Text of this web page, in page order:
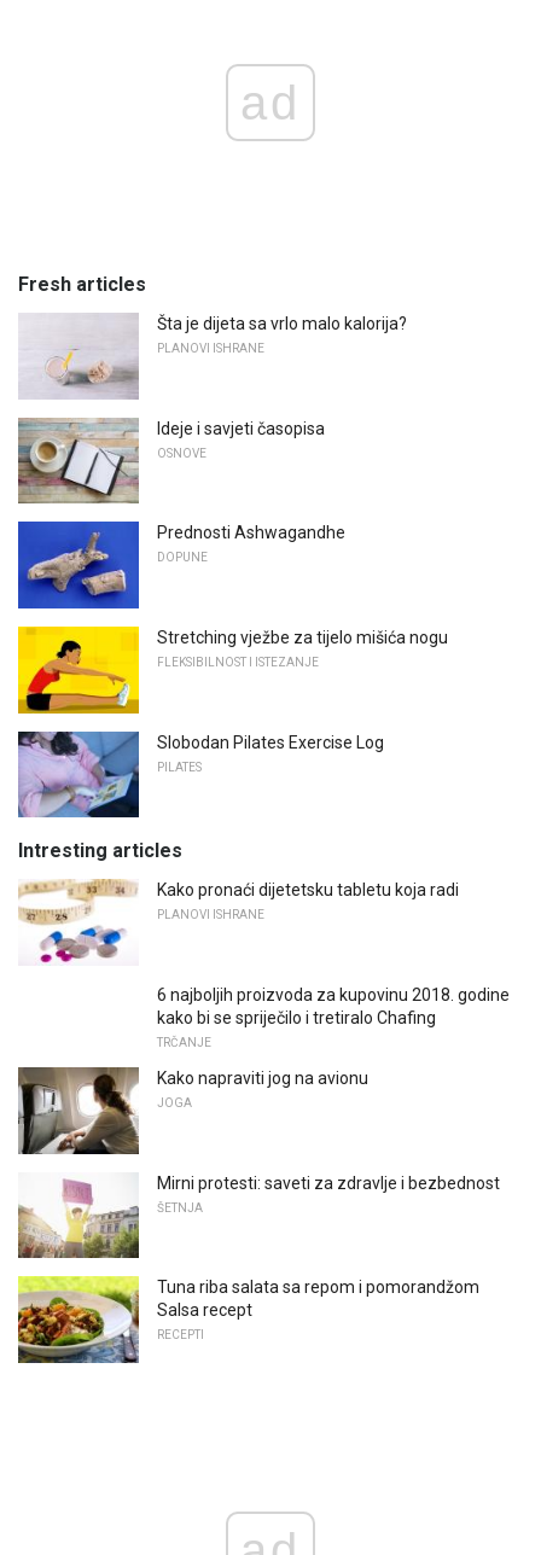
ad
Fresh articles
Šta je dijeta sa vrlo malo kalorija?
PLANOVI ISHRANE
Ideje i savjeti časopisa
OSNOVE
Prednosti Ashwagandhe
DOPUNE
Stretching vježbe za tijelo mišića nogu
FLEKSIBILNOST I ISTEZANJE
Slobodan Pilates Exercise Log
PILATES
Intresting articles
Kako pronaći dijetetsku tabletu koja radi
PLANOVI ISHRANE
6 najboljih proizvoda za kupovinu 2018. godine
kako bi se spriječilo i tretiralo Chafing
TRČANJE
Kako napraviti jog na avionu
JOGA
Mirni protesti: saveti za zdravlje i bezbednost
ŠETNJA
Tuna riba salata sa repom i pomorandžom
Salsa recept
RECEPTI